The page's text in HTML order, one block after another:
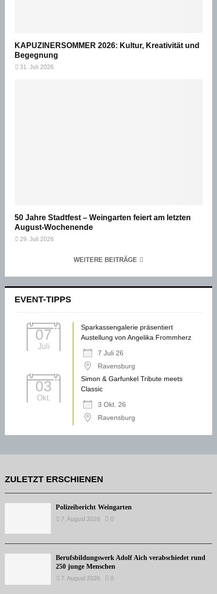
KAPUZINERSOMMER 2026: Kultur, Kreativität und
Begegnung
31. Juli 2026
50 Jahre Stadtfest – Weingarten feiert am letzten
August-Wochenende
29. Juli 2026
WEITERE BEITRÄGE
EVENT-TIPPS
07
Juli
Sparkassengalerie präsentiert
Austellung von Angelika Frommherz
7 Juli 26
Ravensburg
03
Okt.
Simon & Garfunkel Tribute meets
Classic
3 Okt. 26
Ravensburg
ZULETZT ERSCHIENEN
Polizeibericht Weingarten
7. August 2026 0
Berufsbildungswerk Adolf Aich verabschiedet rund
250 junge Menschen
7. August 2026 0